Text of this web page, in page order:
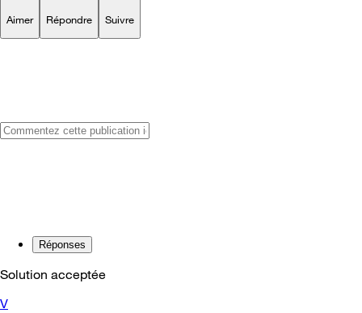
Aimer Répondre Suivre
Réponses
Solution acceptée
V